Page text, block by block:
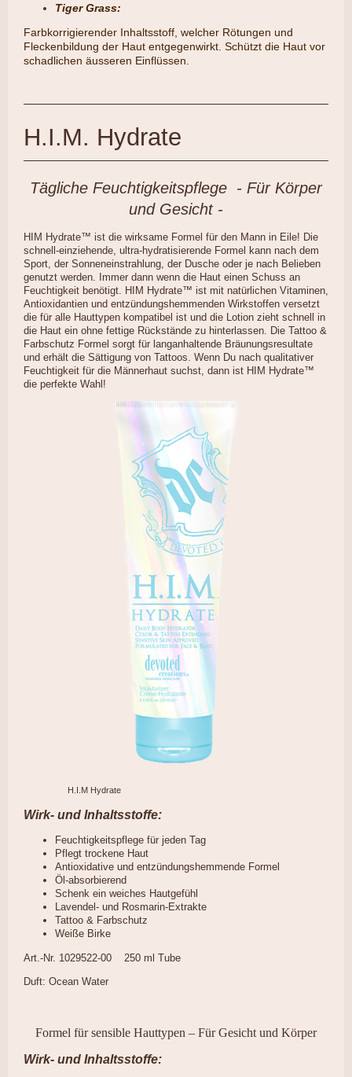
Tiger Grass:
​Farbkorrigierender Inhaltsstoff, welcher Rötungen und
Fleckenbildung der Haut entgegenwirkt. Schützt die Haut vor
schadlichen äusseren Einflüssen.
H.I.M. Hydrate
Tägliche Feuchtigkeitspflege - Für Körper
und Gesicht -
HIM Hydrate™ ist die wirksame Formel für den Mann in Eile! Die
schnell-einziehende, ultra-hydratisierende Formel kann nach dem
Sport, der Sonneneinstrahlung, der Dusche oder je nach Belieben
genutzt werden. Immer dann wenn die Haut einen Schuss an
Feuchtigkeit benötigt. HIM Hydrate™ ist mit natürlichen Vitaminen,
Antioxidantien und entzündungshemmenden Wirkstoffen versetzt
die für alle Hauttypen kompatibel ist und die Lotion zieht schnell in
die Haut ein ohne fettige Rückstände zu hinterlassen. Die Tattoo &
Farbschutz Formel sorgt für langanhaltende Bräunungsresultate
und erhält die Sättigung von Tattoos. Wenn Du nach qualitativer
Feuchtigkeit für die Männerhaut suchst, dann ist HIM Hydrate™
die perfekte Wahl!
H.I.M Hydrate
Wirk- und Inhaltsstoffe:
Feuchtigkeitspflege für jeden Tag
Pflegt trockene Haut
Antioxidative und entzündungshemmende Formel
Öl-absorbierend
Schenk ein weiches Hautgefühl
Lavendel- und Rosmarin-Extrakte
Tattoo & Farbschutz
Weiße Birke
Art.-Nr. 1029522-00 250 ml Tube
Duft: Ocean Water
Formel für sensible Hauttypen – Für Gesicht und Körper
Wirk- und Inhaltsstoffe: